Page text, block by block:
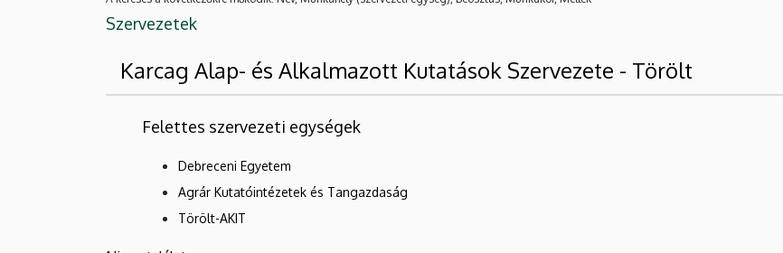
Szervezetek
Karcag Alap- és Alkalmazott Kutatások Szervezete - Törölt
Felettes szervezeti egységek
Debreceni Egyetem
Agrár Kutatóintézetek és Tangazdaság
Törölt-AKIT